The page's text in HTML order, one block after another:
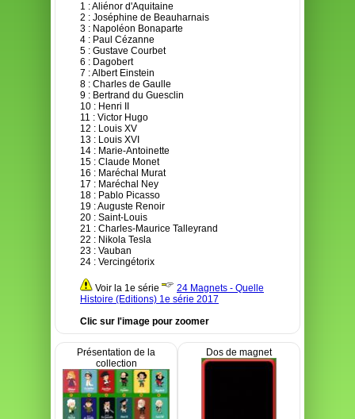
1 : Aliénor d'Aquitaine
2 : Joséphine de Beauharnais
3 : Napoléon Bonaparte
4 : Paul Cézanne
5 : Gustave Courbet
6 : Dagobert
7 : Albert Einstein
8 : Charles de Gaulle
9 : Bertrand du Guesclin
10 : Henri II
11 : Victor Hugo
12 : Louis XV
13 : Louis XVI
14 : Marie-Antoinette
15 : Claude Monet
16 : Maréchal Murat
17 : Maréchal Ney
18 : Pablo Picasso
19 : Auguste Renoir
20 : Saint-Louis
21 : Charles-Maurice Talleyrand
22 : Nikola Tesla
23 : Vauban
24 : Vercingétorix
Voir la 1e série
24 Magnets - Quelle
Histoire (Editions) 1e série 2017
Clic sur l'image pour zoomer
Présentation de la
collection
Dos de magnet